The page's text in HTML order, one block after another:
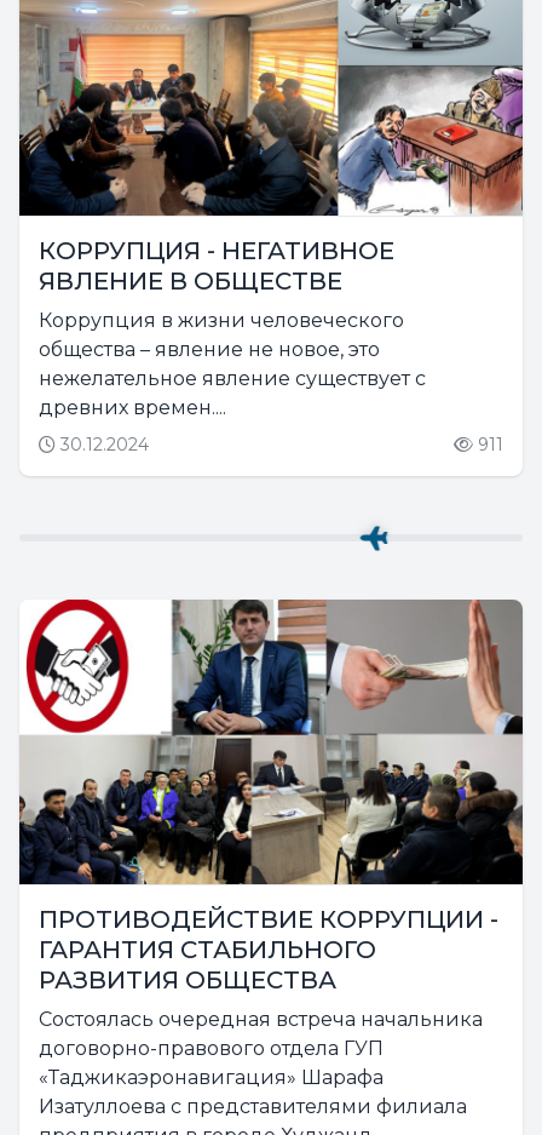
КОРРУПЦИЯ - НЕГАТИВНОЕ
ЯВЛЕНИЕ В ОБЩЕСТВЕ
Коррупция в жизни человеческого
общества – явление не новое, это
нежелательное явление существует с
древних времен....
30.12.2024 911
ПРОТИВОДЕЙСТВИЕ КОРРУПЦИИ -
ГАРАНТИЯ СТАБИЛЬНОГО
РАЗВИТИЯ ОБЩЕСТВА
Состоялась очередная встреча начальника
договорно-правового отдела ГУП
«Таджикаэронавигация» Шарафа
Изатуллоева с представителями филиала